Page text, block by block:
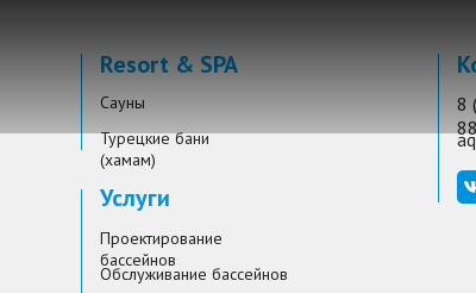
Resort & SPA
Сауны
Турецкие бани
(хамам)
Услуги
Проектирование
бассейнов
Обслуживание бассейнов
8